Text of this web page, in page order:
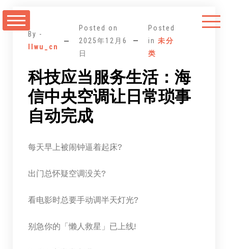
至
By -
llwu_cn
Posted on
2025年12月6
日
Posted
in 未分
类
科技应当服务生活：海
信中央空调让日常琐事
自动完成
每天早上被闹钟逼着起床?
出门总怀疑空调没关?
看电影时总要手动调半天灯光?
别急你的「懒人救星」已上线!